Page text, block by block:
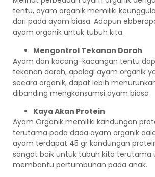
tentu, ayam organik memiliki
dari pada ayam biasa. Adapun
ayam organik untuk tubuh kita.
Mengontrol Tekanan Darah
Ayam dan kacang-kacangan tentu
tekanan darah, apalagi ayam organik
secara organik, dapat lebih
dibanding mengkonsumsi ayam biasa
Kaya Akan Protein
Ayam Organik memiliki kandungan
terutama pada dada ayam organik
ayam terdapat 45 gr kandungan
sangat baik untuk tubuh kita terutama
membantu pertumbuhan pada anak.